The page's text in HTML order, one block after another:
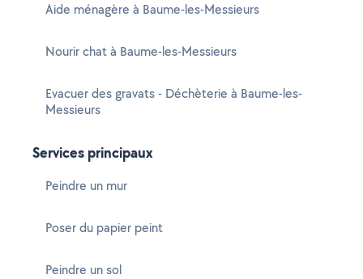
Aide ménagère à Baume-les-Messieurs
Nourir chat à Baume-les-Messieurs
Evacuer des gravats - Déchèterie à Baume-les-
Messieurs
Services principaux
Peindre un mur
Poser du papier peint
Peindre un sol